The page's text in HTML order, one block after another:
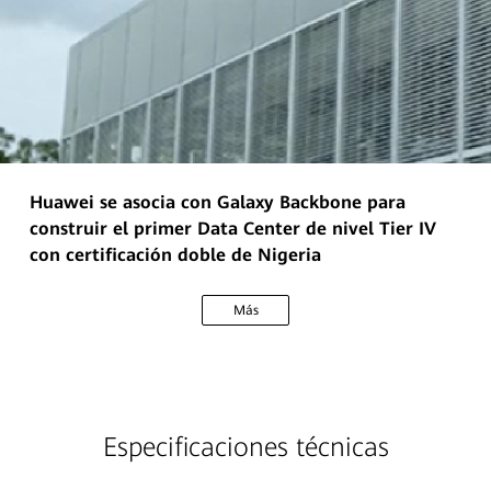
Huawei se asocia con Galaxy Backbone para
construir el primer Data Center de nivel Tier IV
con certificación doble de Nigeria
Más
Especificaciones técnicas